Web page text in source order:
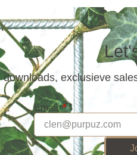
exclusieve
Email